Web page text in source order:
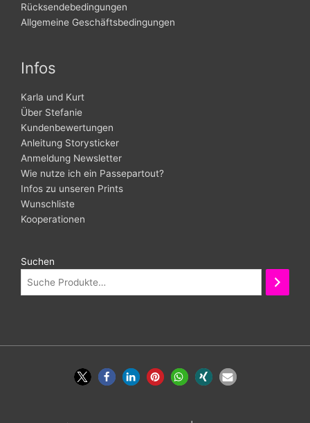
Rücksendebedingungen
Allgemeine Geschäftsbedingungen
Infos
Karla und Kurt
Über Stefanie
Kundenbewertungen
Anleitung Storysticker
Anmeldung Newsletter
Wie nutze ich ein Passepartout?
Infos zu unseren Prints
Wunschliste
Kooperationen
Suchen